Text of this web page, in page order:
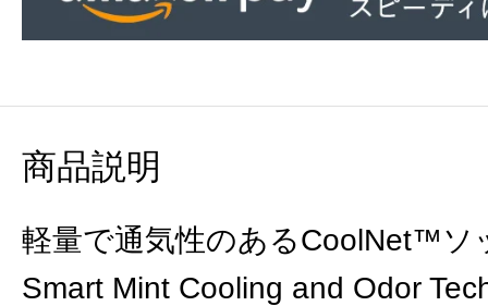
商品説明
軽量で通気性のあるCoolNet™ソ
Smart Mint Cooling and Odor